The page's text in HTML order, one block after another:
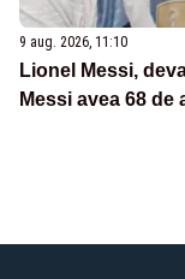
9 aug. 2026, 11:10
Lionel Messi,
Messi avea 68 de